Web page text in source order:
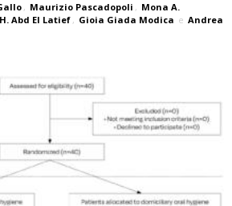
, Maurizio Pascadopoli , Mona A.
Abd El Latief , Gioia Giada Modica e Andrea